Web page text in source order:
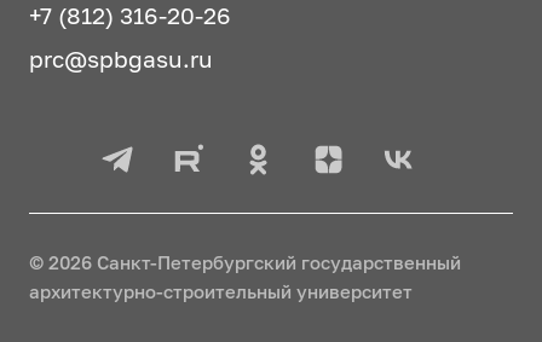
+7 (812) 316-20-26
prc@spbgasu.ru
© 2026 Санкт-Петербургский государственный
архитектурно-строительный университет